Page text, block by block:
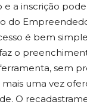
a inscrição
do
é bem
o
sem
mais uma vez
O